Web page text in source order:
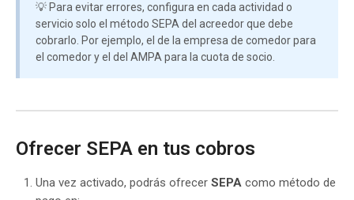
💡 Para evitar errores, configura en cada actividad o
servicio solo el método SEPA del acreedor que debe
cobrarlo. Por ejemplo, el de la empresa de comedor para
el comedor y el del AMPA para la cuota de socio.
Ofrecer SEPA en tus cobros
Una vez activado, podrás ofrecer SEPA como método de